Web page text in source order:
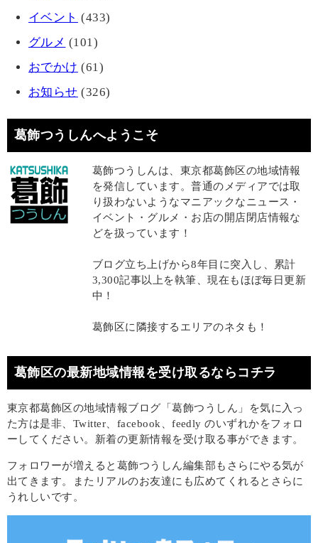
イベント (433)
グルメ (101)
おでかけ (61)
お知らせ (326)
葛飾つうしんへようこそ
葛飾つうしんは、東京都葛飾区の地域情報
を発信しています。普通のメディアでは取
り扱わないようなマニアックなニュース・
イベント・グルメ・お店の開店閉店情報な
どを扱っています！
ブログ立ち上げから8年目に突入し、累計
3,300記事以上を執筆、現在もほぼ毎日更新
中！
葛飾区に隣接するエリアのネタも！
葛飾区の最新地域情報を受け取るならコチラ
東京都葛飾区の地域情報ブログ「葛飾つうしん」を気に入っ
た方は是非、Twitter、facebook、feedly のいずれかをフォロ
ーしてください。新着の更新情報を受け取る事ができます。
フォロワーが増えると葛飾つうしん編集部もさらにやる気が
出てきます。またリアルのお友達にも広めてくれるとさらに
うれしいです。